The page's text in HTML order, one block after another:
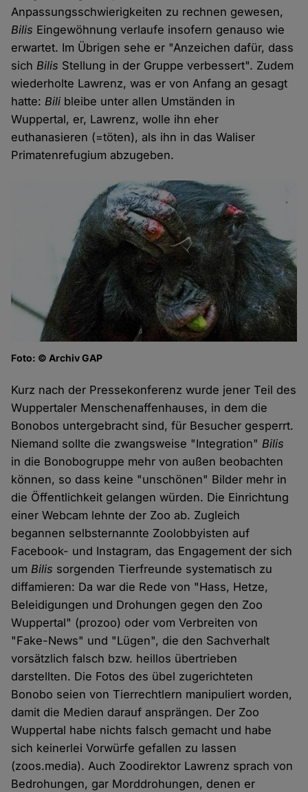
Anpassungsschwierigkeiten zu rechnen gewesen,
Bilis Eingewöhnung verlaufe insofern genauso wie
erwartet. Im Übrigen sehe er "Anzeichen dafür, dass
sichBilis Stellung in der Gruppe verbessert". Zudem
wiederholte Lawrenz, was er von Anfang an gesagt
hatte:Bili bleibe unter allen Umständen in
Wuppertal, er, Lawrenz, wolle ihn eher
euthanasieren (=töten), als ihn in das Waliser
Primatenrefugium abzugeben.
Foto: © Archiv GAP
Kurz nach der Pressekonferenz wurde jener Teil des
Wuppertaler Menschenaffenhauses, in dem die
Bonobos untergebracht sind, für Besucher gesperrt.
Niemand sollte die zwangsweise "Integration"Bilis
in die Bonobogruppe mehr von außen beobachten
können, so dass keine "unschönen" Bilder mehr in
die Öffentlichkeit gelangen würden. Die Einrichtung
einer Webcam lehnte der Zoo ab. Zugleich
begannen selbsternannte Zoolobbyisten auf
Facebook- und Instagram, das Engagement der sich
umBilis sorgenden Tierfreunde systematisch zu
diffamieren: Da war die Rede von "Hass, Hetze,
Beleidigungen und Drohungen gegen den Zoo
Wuppertal" (prozoo) oder vom Verbreiten von
"Fake-News" und "Lügen", die den Sachverhalt
vorsätzlich falsch bzw. heillos übertrieben
darstellten. Die Fotos des übel zugerichteten
Bonobo seien von Tierrechtlern manipuliert worden,
damit die Medien darauf ansprängen. Der Zoo
Wuppertal habe nichts falsch gemacht und habe
sich keinerlei Vorwürfe gefallen zu lassen
(zoos.media). Auch Zoodirektor Lawrenz sprach von
Bedrohungen, gar Morddrohungen, denen er